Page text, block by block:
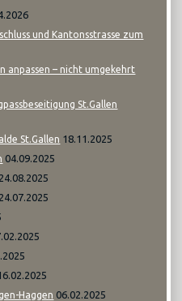
und Kantonsstrasse zum
anpassen – nicht umgekehrt
St.Gallen
St.Gallen 18.11.2025
04.09.2025
24.08.2025
24.07.2025
Haggen 06.02.2025